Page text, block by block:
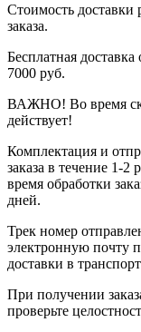
Стоимость доставки
заказа.
Бесплатная
7000 руб.
ВАЖНО! Во время
действует!
Комплектация и
заказа в течение 1-
время обработки
дней.
Трек номер
электронную почту
доставки в
При получении
проверьте